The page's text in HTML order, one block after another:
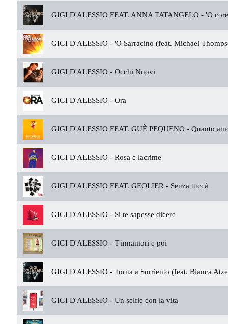
GIGI D'ALESSIO FEAT. ANNA TATANGELO - 'O
GIGI D'ALESSIO - 'O Sarracino (feat. Michael
GIGI D'ALESSIO - Occhi Nuovi
GIGI D'ALESSIO - Ora
GIGI D'ALESSIO FEAT. GUÈ PEQUENO - Quanto
GIGI D'ALESSIO - Rosa e lacrime
GIGI D'ALESSIO FEAT. GEOLIER - Senza tuccà
GIGI D'ALESSIO - Si te sapesse dicere
GIGI D'ALESSIO - T'innamori e poi
GIGI D'ALESSIO - Torna a Surriento (feat. Bianca
GIGI D'ALESSIO - Un selfie con la vita